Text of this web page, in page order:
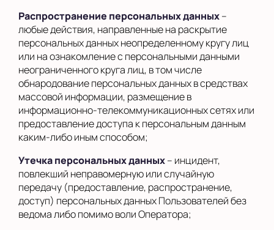
Распространение персональных данных–
любые действия, направленные на раскрытие
персональных данных неопределенному кругу лиц
или на ознакомление с персональными данными
неограниченного круга лиц, в том числе
обнародование персональных данных в средствах
массовой информации, размещение в
информационно-телекоммуникационных сетях или
предоставление доступа к персональным данным
каким-либо иным способом;
Утечка персональных данных– инцидент,
повлекший неправомерную или случайную
передачу (предоставление, распространение,
доступ) персональных данных Пользователей без
ведома либо помимо воли Оператора;